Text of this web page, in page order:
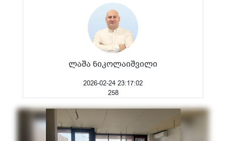
ლაშა ნიკოლაიშვილი
2026-02-24 23:17:02
258